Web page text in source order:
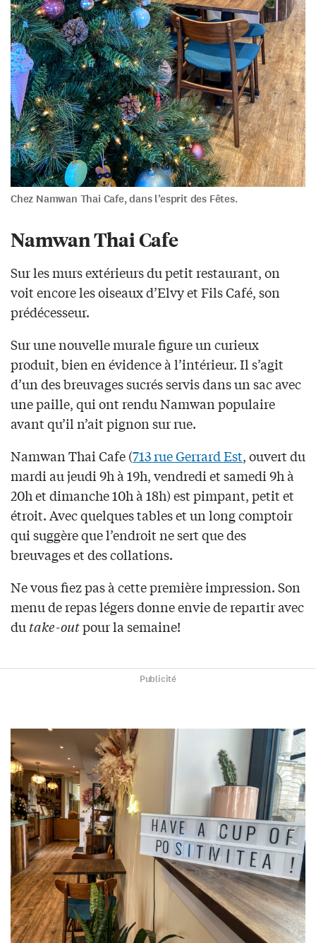
Chez Namwan Thai Cafe, dans l’esprit des Fêtes.
Namwan Thai Cafe
Sur les murs extérieurs du petit restaurant, on
voit encore les oiseaux d’Elvy et Fils Café, son
prédécesseur.
Sur une nouvelle murale figure un curieux
produit, bien en évidence à l’intérieur. Il s’agit
d’un des breuvages sucrés servis dans un sac avec
une paille, qui ont rendu Namwan populaire
avant qu’il n’ait pignon sur rue.
Namwan Thai Cafe (713 rue Gerrard Est, ouvert du
mardi au jeudi 9h à 19h, vendredi et samedi 9h à
20h et dimanche 10h à 18h) est pimpant, petit et
étroit. Avec quelques tables et un long comptoir
qui suggère que l’endroit ne sert que des
breuvages et des collations.
Ne vous fiez pas à cette première impression. Son
menu de repas légers donne envie de repartir avec
du take-outpour la semaine!
Publicité